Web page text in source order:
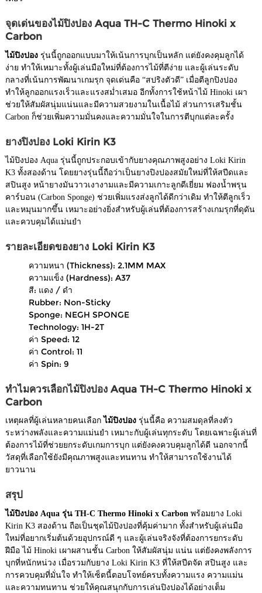
จุดเด่นของไม้ปิงปอง Aqua TH-C Thermo Hinoki x
Carbon
ไม้ปิงปอง รุ่นนี้ถูกออกแบบมาให้เน้นการบุกเป็นหลัก แต่ยังคงคุมลูกได้
ง่าย ทำให้เหมาะทั้งผู้เล่นมือใหม่ที่ต้องการไม้ที่ตีง่าย และผู้เล่นระดับ
กลางที่เน้นการพัฒนาเกมรุก จุดเด่นคือ “สปริงตัวดี” เมื่อตีลูกปิงปอง
ทำให้ลูกออกแรงเร็วและแรงสม่ำเสมอ อีกทั้งการใช้หน้าไม้ Hinoki เผา
ช่วยให้สัมผัสนุ่มแน่นและมีความสวยงามในเนื้อไม้ ส่วนการเสริมชั้น
Carbon ก็ช่วยเพิ่มความมั่นคงและความมั่นใจในการตีบุกแต่ละครั้ง
ยางปิงปอง Loki Kirin K3
ไม้ปิงปอง Aqua รุ่นนี้ถูกประกอบเข้ากับยางคุณภาพสูงอย่าง Loki Kirin
K3 ทั้งสองด้าน โดยยางรุ่นนี้ถือว่าเป็นยางปิงปองสมัยใหม่ที่ให้สปีดและ
สปินสูง หน้ายางมันวาวเงางามและมีความเกาะลูกดีเยี่ยม ฟองน้ำพรุน
คาร์บอน (Carbon Sponge) ช่วยเพิ่มแรงส่งลูกได้ดีกว่าเดิม ทำให้ตีลูกเร็ว
และหมุนมากขึ้น เหมาะอย่างยิ่งสำหรับผู้เล่นที่ต้องการสร้างเกมรุกที่ดุดัน
และควบคุมได้แม่นยำ
รายละเอียดของยาง Loki Kirin K3
ความหนา (Thickness): 2.1MM MAX
ความแข็ง (Hardness): A37
สี: แดง / ดำ
Rubber: Non-Sticky
Sponge: NEGH SPONGE
Technology: 1H-2T
ค่า Speed: 12
ค่า Control: 11
ค่า Spin: 9
ทำไมควรเลือกไม้ปิงปอง Aqua TH-C Thermo Hinoki x
Carbon
เหตุผลที่ผู้เล่นหลายคนเลือก ไม้ปิงปอง รุ่นนี้คือ ความสมดุลที่ลงตัว
ระหว่างพลังและความแม่นยำ เหมาะกับผู้เล่นทุกระดับ โดยเฉพาะผู้เล่นที่
ต้องการไม้ที่ช่วยยกระดับเกมการบุก แต่ยังคงควบคุมลูกได้ดี นอกจากนี้
วัสดุที่เลือกใช้ยังมีคุณภาพสูงและทนทาน ทำให้สามารถใช้งานได้
ยาวนาน
สรุป
ไม้ปิงปอง Aqua รุ่น TH-C Thermo Hinoki x Carbon พร้อมยาง Loki
Kirin K3 สองด้าน ถือเป็นชุดไม้ปิงปองที่คุ้มค่ามาก ทั้งสำหรับผู้เล่นมือ
ใหม่ที่อยากเริ่มต้นด้วยอุปกรณ์ดี ๆ และผู้เล่นจริงจังที่ต้องการยกระดับ
ฝีมือ ไม้ Hinoki เผาผสานชั้น Carbon ให้สัมผัสนุ่ม แน่น แต่ยังคงพลังการ
บุกที่หนักหน่วง เมื่อรวมกับยาง Loki Kirin K3 ที่ให้สปีดจัด สปินสูง และ
การควบคุมที่มั่นใจ ทำให้เซ็ตนี้ตอบโจทย์ครบทั้งความแรง ความแม่น
และความทนทาน ช่วยให้คุณสนุกกับการเล่นปิงปองได้อย่างเต็ม